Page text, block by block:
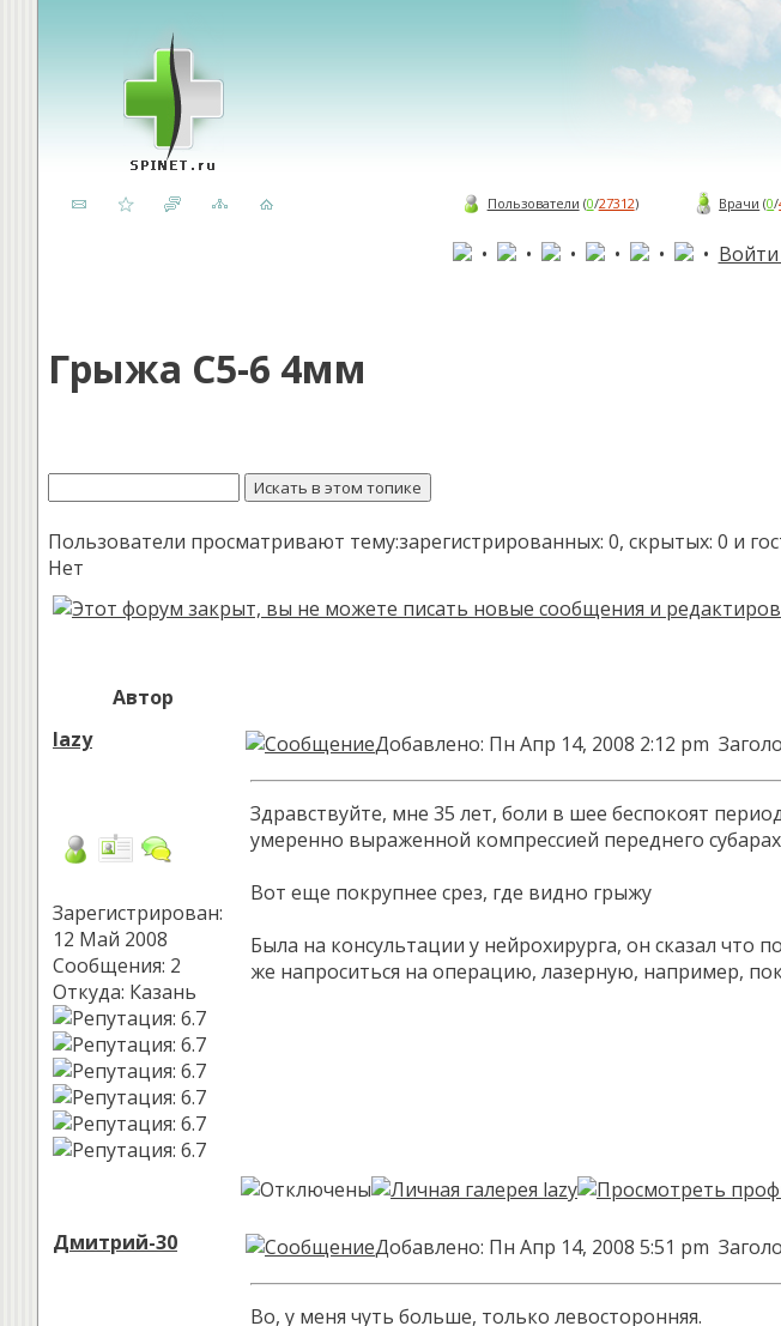
Пользователи (0/27312) Врачи (0/
• • • • • •
Грыжа С5-6 4мм
Пользователи просматривают тему:зарегистрированных: 0, скрытых: 0 и
Нет
Автор
lazy
Зарегистрирован:
12 Май 2008
Сообщения: 2
Откуда: Казань
Добавлено: Пн Апр 14, 2008 2:12 pm
Здравствуйте, мне 35 лет, боли в шее беспокоят
умеренно выраженной компрессией переднего
Вот еще покрупнее срез, где видно грыжу
Была на консультации у нейрохирурга, он сказал что
же напроситься на операцию, лазерную, например,
Дмитрий-30 Добавлено: Пн Апр 14, 2008 5:51 pm
Во, у меня чуть больше, только левосторонняя.